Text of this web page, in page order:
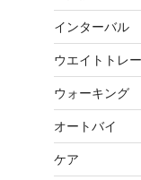
インターバル
ウエイトトレ
ウォーキング
オートバイ
ケア